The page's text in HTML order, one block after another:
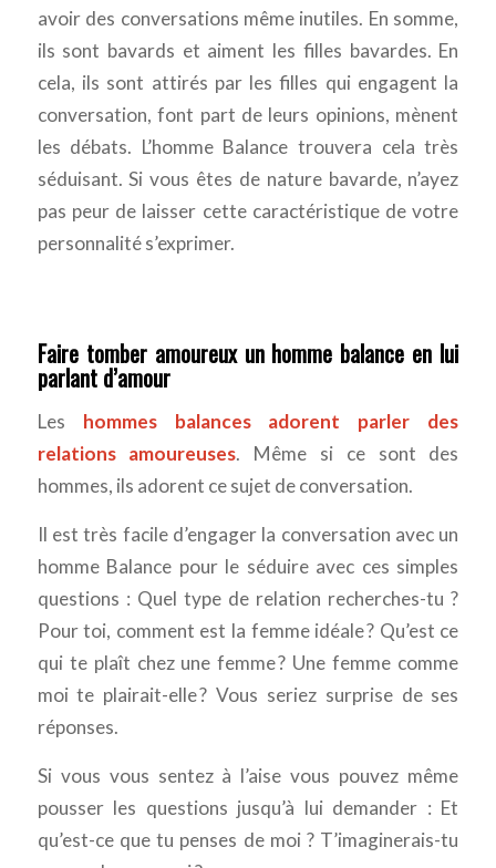
avoir des conversations même inutiles. En somme,
ils sont bavards et aiment les filles bavardes. En
cela, ils sont attirés par les filles qui engagent la
conversation, font part de leurs opinions, mènent
les débats. L’homme Balance trouvera cela très
séduisant. Si vous êtes de nature bavarde, n’ayez
pas peur de laisser cette caractéristique de votre
personnalité s’exprimer.
Faire tomber amoureux un homme balance en lui
parlant d’amour
Les hommes balances adorent parler des
relations amoureuses. Même si ce sont des
hommes, ils adorent ce sujet de conversation.
Il est très facile d’engager la conversation avec un
homme Balance pour le séduire avec ces simples
questions : Quel type de relation recherches-tu ?
Pour toi, comment est la femme idéale ? Qu’est ce
qui te plaît chez une femme ? Une femme comme
moi te plairait-elle ? Vous seriez surprise de ses
réponses.
Si vous vous sentez à l’aise vous pouvez même
pousser les questions jusqu’à lui demander : Et
qu’est-ce que tu penses de moi ? T’imaginerais-tu